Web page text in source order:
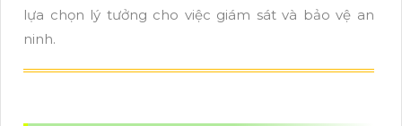
lựa chọn lý tưởng cho việc giám sát và bảo vệ an
ninh.